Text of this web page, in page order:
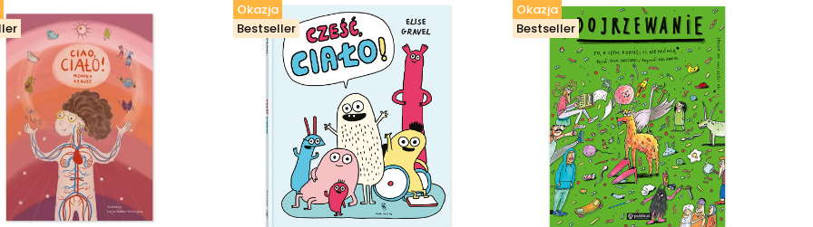
Okazja
Bestseller
Okazja
Bestseller